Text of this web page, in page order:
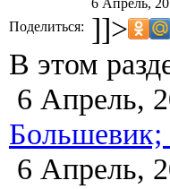
Поделиться: ]]>
В этом
6 Апрель,
6 Апрель,